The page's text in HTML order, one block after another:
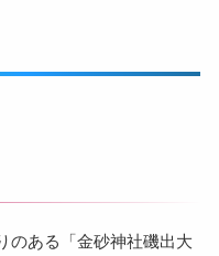
のある「金砂神社磯出大